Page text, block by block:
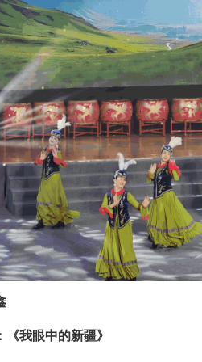
《我眼中的新疆》